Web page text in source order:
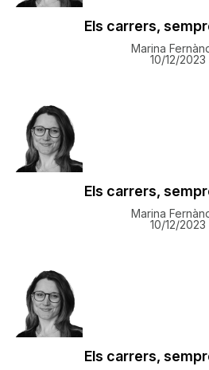
Els carrers,
Marina
10/12/2023
Els carrers,
Marina
10/12/2023
Els carrers,